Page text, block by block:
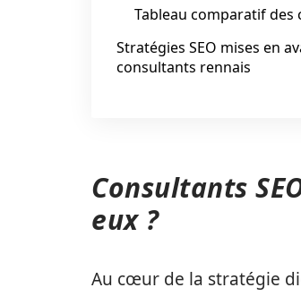
Tableau comparatif des
Stratégies SEO mises en
consultants rennais
Consultants
eux ?
Au cœur de la stratégie